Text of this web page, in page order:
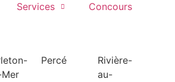
Services Concours
Percé
Rivière-
au-